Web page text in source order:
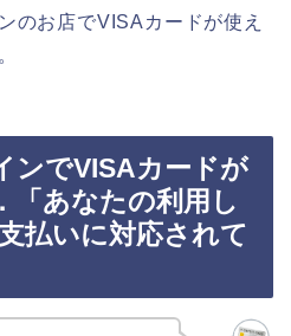
のお店でVISAカードが使え
ンでVISAカードが
「あなたの利用し
払いに対応されて